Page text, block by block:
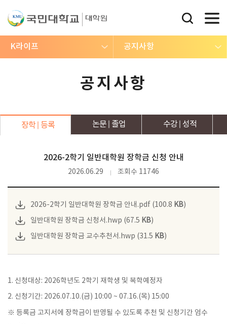
K라이프 공지사항
공지사항
장학 등록 논문 졸업 수강 성적
2026-2학기 일반대학원 장학금 신청 안내
2026.06.29 조회수 11746
2026-2학기 일반대학원 장학금 안내.pdf (100.8 KB)
일반대학원 장학금 신청서.hwp (67.5 KB)
일반대학원 장학금 교수추천서.hwp (31.5 KB)
1. 신청대상: 2026학년도 2학기 재학생 및 복학예정자
2. 신청기간: 2026.07.10.(금) 10:00 ~ 07.16.(목) 15:00
※ 등록금 고지서에 장학금이 반영될 수 있도록 추천 및 신청기간 엄수